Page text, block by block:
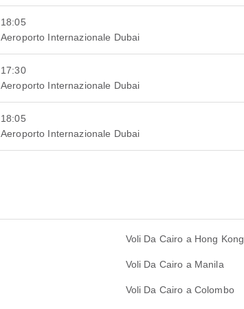
18:05
Aeroporto Internazionale Dubai
17:30
Aeroporto Internazionale Dubai
18:05
Aeroporto Internazionale Dubai
Voli Da Cairo a Hong Kong
Voli Da Cairo a Manila
Voli Da Cairo a Colombo